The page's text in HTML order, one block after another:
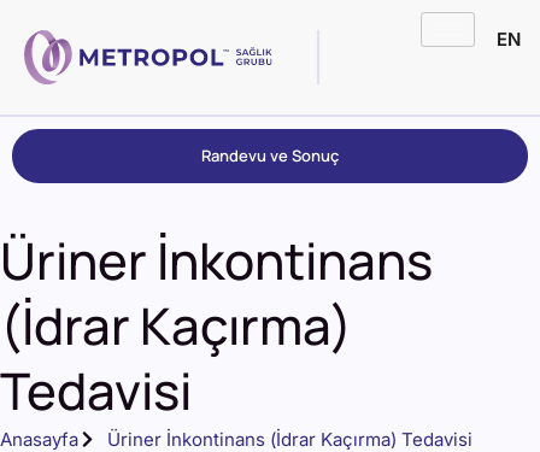
EN
Randevu ve Sonuç
Üriner İnkontinans
(İdrar Kaçırma)
Tedavisi
Anasayfa Üriner İnkontinans (İdrar Kaçırma) Tedavisi